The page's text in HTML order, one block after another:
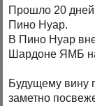
Прошло 20
Пино Нуар.
В Пино Нуар
Шардоне ЯМБ
Будущему вину
заметно